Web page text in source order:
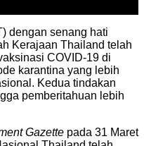
dengan senang hati
Kerajaan Thailand telah
COVID-19 di
karantina yang lebih
Kedua tindakan
pemberitahuan lebih
Gazette pada 31 Maret